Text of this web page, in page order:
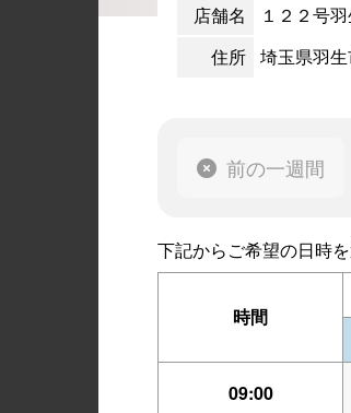
店舗名
１２２号
住所 埼玉県羽
前の一週間
下記からご希望の日時
時間
09:00